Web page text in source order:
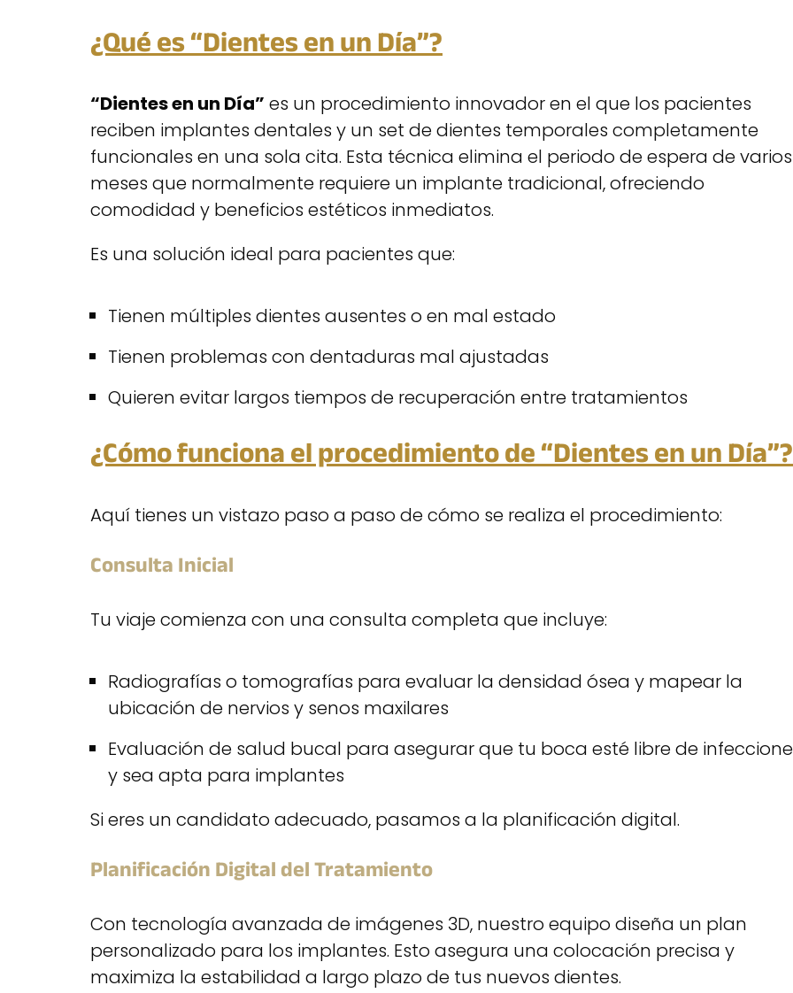
¿Qué es “Dientes en un Día”?
“Dientes en un Día” es un procedimiento innovador en el que los pacientes
reciben implantes dentales y un set de dientes temporales completamente
funcionales en una sola cita. Esta técnica elimina el periodo de espera de varios
meses que normalmente requiere un implante tradicional, ofreciendo
comodidad y beneficios estéticos inmediatos.
Es una solución ideal para pacientes que:
Tienen múltiples dientes ausentes o en mal estado
Tienen problemas con dentaduras mal ajustadas
Quieren evitar largos tiempos de recuperación entre tratamientos
¿Cómo funciona el procedimiento de “Dientes en un Día”?
Aquí tienes un vistazo paso a paso de cómo se realiza el procedimiento:
Consulta Inicial
Tu viaje comienza con una consulta completa que incluye:
Radiografías o tomografías para evaluar la densidad ósea y mapear la
ubicación de nervios y senos maxilares
Evaluación de salud bucal para asegurar que tu boca esté libre de
y sea apta para implantes
Si eres un candidato adecuado, pasamos a la planificación digital.
Planificación Digital del Tratamiento
Con tecnología avanzada de imágenes 3D, nuestro equipo diseña un plan
personalizado para los implantes. Esto asegura una colocación precisa y
maximiza la estabilidad a largo plazo de tus nuevos dientes.